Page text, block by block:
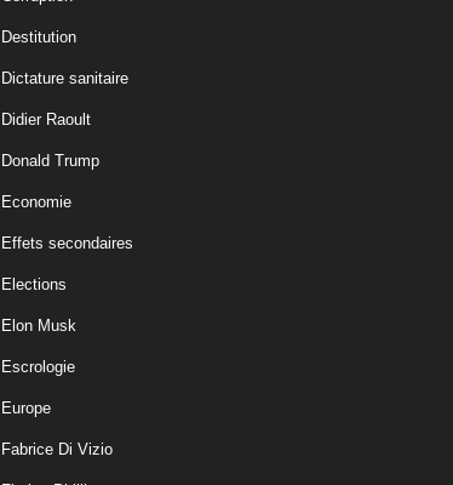
Destitution
Dictature sanitaire
Didier Raoult
Donald Trump
Economie
Effets secondaires
Elections
Elon Musk
Escrologie
Europe
Fabrice Di Vizio